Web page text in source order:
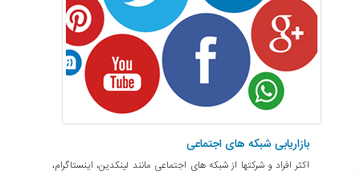
بازاریابی شبکه های اجتماعی
اکثر افراد و شرکتها از شبکه های اجتماعی مانند لینکدین، اینستاگرام،